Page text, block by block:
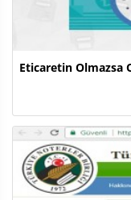
Eticaretin Olmazsa